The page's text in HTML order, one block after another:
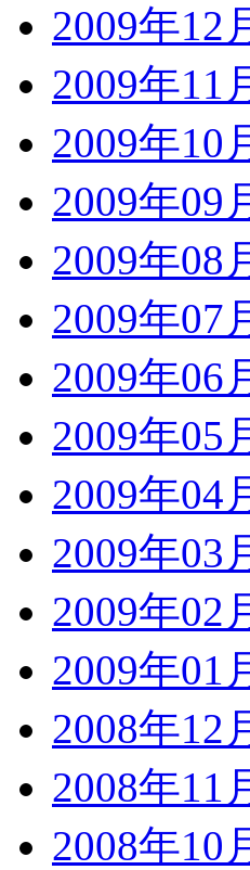
2009年12
2009年11
2009年10
2009年09
2009年08
2009年07
2009年06
2009年05
2009年04
2009年03
2009年02
2009年01
2008年12
2008年11
2008年10